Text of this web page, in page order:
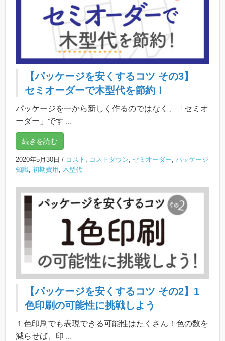
【パッケージを安くするコツ その3】
セミオーダーで木型代を節約！
パッケージを一から新しく作るのではなく、「セミオ
ーダー」です ...
続きを読む
2020年5月30日 / コスト , コストダウン, セミオーダー, パッケージ
知識, 初期費用 , 木型代
【パッケージを安くするコツ その2】1
色印刷の可能性に挑戦しよう
１色印刷でも表現できる可能性はたくさん！色の数を
減らせば、印 ...